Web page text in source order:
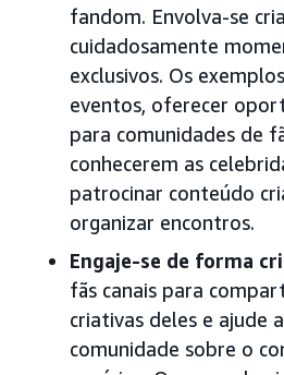
fandom. Envolva-se
cuidadosamente
exclusivos. Os
eventos, oferecer
para comunidades de
conhecerem as
patrocinar conteúdo
organizar encontros.
Engaje-se de forma
fãs canais para
criativas deles e ajude
comunidade sobre o